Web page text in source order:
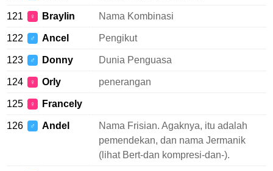
121 ♀ Braylin Nama Kombinasi
122 ♂ Ancel Pengikut
123 ♂ Donny Dunia Penguasa
124 ♀ Orly penerangan
125 ♀ Francely
126 ♂ Andel
Nama Frisian. Agaknya, itu adalah
pemendekan, dan nama Jermanik
(lihat Bert-dan kompresi-dan-).